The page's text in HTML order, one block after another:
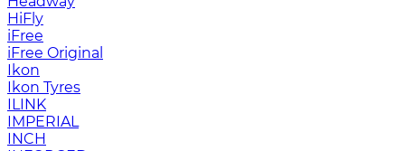
HiFly
iFree
iFree Original
Ikon
Ikon Tyres
ILINK
IMPERIAL
INCH